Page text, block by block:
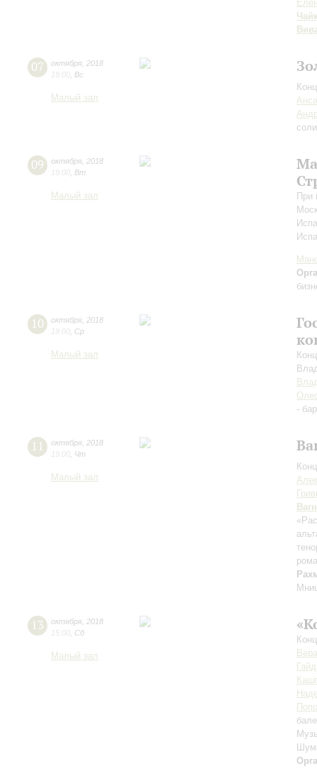
07 октября 2018
19:00 Вс
Малый зал
09 октября 2018
19:00 Вт
Малый зал
При
10 октября 2018
19:00 Ср
Малый зал
-
11 октября 2018
19:00 Чт
Малый зал
13 октября 2018
15:00 Сб
Малый зал